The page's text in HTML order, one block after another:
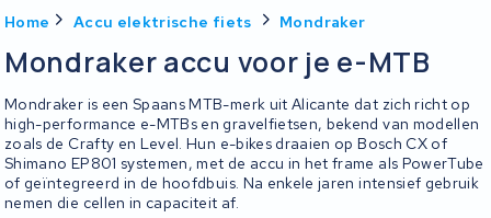
Home Accu elektrische fiets Mondraker
Mondraker accu voor je e-MTB
Mondraker is een Spaans MTB-merk uit Alicante dat zich richt op
high-performance e-MTBs en gravelfietsen, bekend van modellen
zoals de Crafty en Level. Hun e-bikes draaien op Bosch CX of
Shimano EP801 systemen, met de accu in het frame als PowerTube
of geïntegreerd in de hoofdbuis. Na enkele jaren intensief gebruik
nemen die cellen in capaciteit af.
Je winkelwagen is leeg.
Gratis verzending Altijd een passende oplossing 2
Begin te typen in de zoekbalk om te zoeken